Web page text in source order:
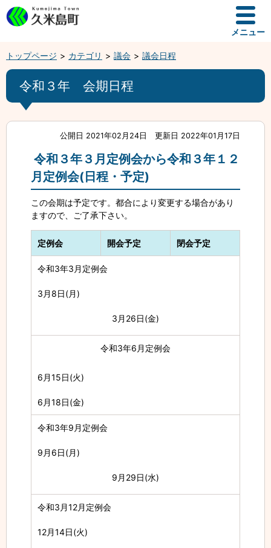
メニュー
トップページ カテゴリ 議会 議会日程
令和３年 会期日程
公開日 2021年02月24日 更新日 2022年01月17日
令和３年３月定例会から令和３年１２
月定例会(日程・予定)
この会期は予定です。都合により変更する場合があり
ますので、ご了承下さい。
定例会 開会予定 閉会予定
令和3年3月定例会
3月8日(月)
3月26日(金)
令和3年6月定例会
6月15日(火)
6月18日(金)
令和3年9月定例会
9月6日(月)
9月29日(水)
令和3月12月定例会
12月14日(火)